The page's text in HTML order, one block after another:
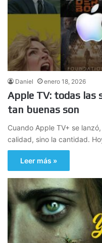
Daniel enero 18, 2026
Apple TV: todas las
tan buenas son
Cuando Apple TV+ se
calidad, sino la cantidad.
Leer más »